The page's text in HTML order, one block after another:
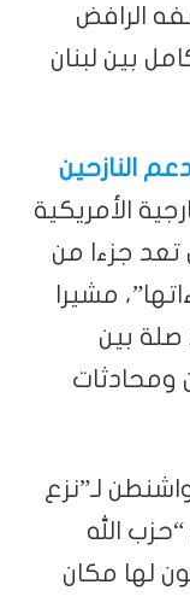
الرافض
بين لبنان
الأمريكية
تعد جزءا من
مشيرا
بين
ومحادثات
لـ”نزع
“حزب الله
لها مكان